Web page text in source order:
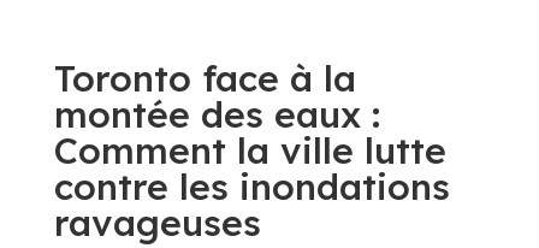
Toronto face à la
montée des eaux :
Comment la ville lutte
contre les inondations
ravageuses